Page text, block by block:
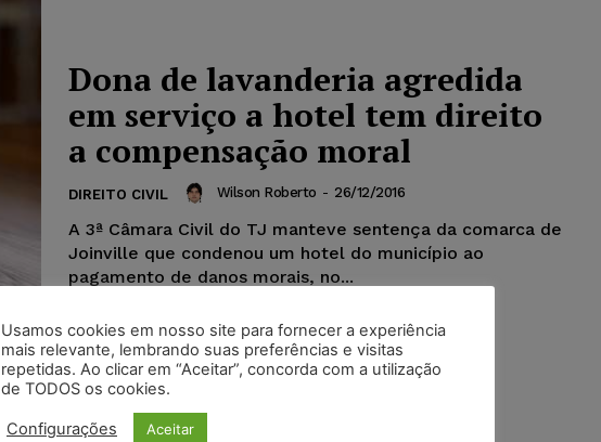
Dona de lavanderia agredida
em serviço a hotel tem direito
a compensação moral
DIREITO CIVIL Wilson Roberto - 26/12/2016
A 3ª Câmara Civil do TJ manteve sentença da comarca de
Joinville que condenou um hotel do município ao
pagamento de danos morais, no...
Usamos cookies em nosso site para fornecer a experiência
mais relevante, lembrando suas preferências e visitas
repetidas. Ao clicar em “Aceitar”, concorda com a utilização
de TODOS os cookies.
Configurações Aceitar